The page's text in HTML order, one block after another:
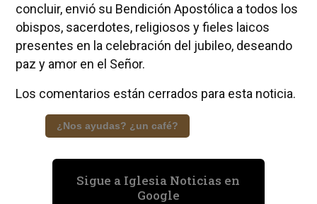
concluir, envió su Bendición Apostólica a todos los
obispos, sacerdotes, religiosos y fieles laicos
presentes en la celebración del jubileo, deseando
paz y amor en el Señor.
Los comentarios están cerrados para esta noticia.
¿Nos ayudas? ¿un café?
Sigue a Iglesia Noticias en
Google